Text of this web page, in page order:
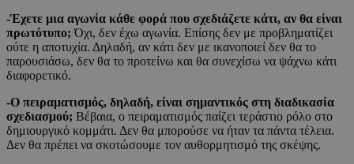
-Έχετε μια αγωνία κάθε φορά που σχεδιάζετε κάτι, αν θα είναι
πρωτότυπο;Όχι, δεν έχω αγωνία. Επίσης δεν με προβληματίζει
ούτε η αποτυχία. Δηλαδή, αν κάτι δεν με ικανοποιεί δεν θα το
παρουσιάσω, δεν θα το προτείνω και θα συνεχίσω να ψάχνω κάτι
διαφορετικό.
-Ο πειραματισμός, δηλαδή, είναι σημαντικός στη διαδικασία
σχεδιασμού; Βέβαια, ο πειραματισμός παίζει τεράστιο ρόλο στο
δημιουργικό κομμάτι. Δεν θα μπορούσε να ήταν τα πάντα τέλεια.
Δεν θα πρέπει να σκοτώσουμε τον αυθορμητισμό της σκέψης.